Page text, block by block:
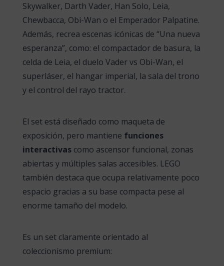
Skywalker, Darth Vader, Han Solo, Leia,
Chewbacca, Obi-Wan o el Emperador Palpatine.
Además, recrea escenas icónicas de “Una nueva
esperanza”, como: el compactador de basura, la
celda de Leia, el duelo Vader vs Obi-Wan, el
superláser, el hangar imperial, la sala del trono
y el control del rayo tractor.
El set está diseñado como maqueta de
exposición, pero mantiene funciones
interactivascomo ascensor funcional, zonas
abiertas y múltiples salas accesibles. LEGO
también destaca que ocupa relativamente poco
espacio gracias a su base compacta pese al
enorme tamaño del modelo.
Es un set claramente orientado al
coleccionismo premium: